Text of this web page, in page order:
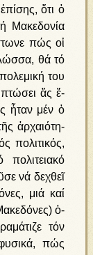
ὅτι ὁ
Μακεδονία
πώς οἱ
θά τό
του
ἄς ἔ­
ἦ­ταν μέν ὁ
ἀρ­χαι­ό­τη­
πολιτικός,
νά δε­χθεῖ
μιά καί
ὁ­
τόν
πώς